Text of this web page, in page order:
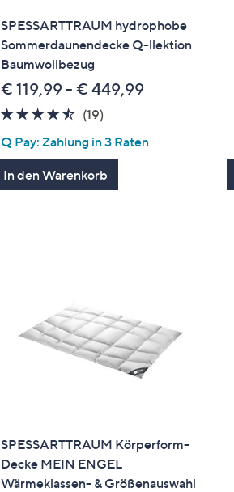
SPESSARTTRAUM hydrophobe
Sommerdaunendecke Q-llektion
Baumwollbezug
€ 119,99 - € 449,99
4.5
5
(19)19
Q Pay: Zahlung in 3 Raten
In den Warenkorb
SPESSARTTRAUM Körperform-
Decke MEIN ENGEL
Wärmeklassen- & Größenauswahl